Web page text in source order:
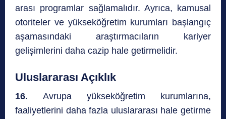
arası programlar sağlamalıdır. Ayrıca, kamusal
otoriteler ve yükseköğretim kurumları başlangıç
aşamasındaki araştırmacıların kariyer
gelişimlerini daha cazip hale getirmelidir.
Uluslararası Açıklık
16. Avrupa yükseköğretim kurumlarına,
faaliyetlerini daha fazla uluslararası hale getirme